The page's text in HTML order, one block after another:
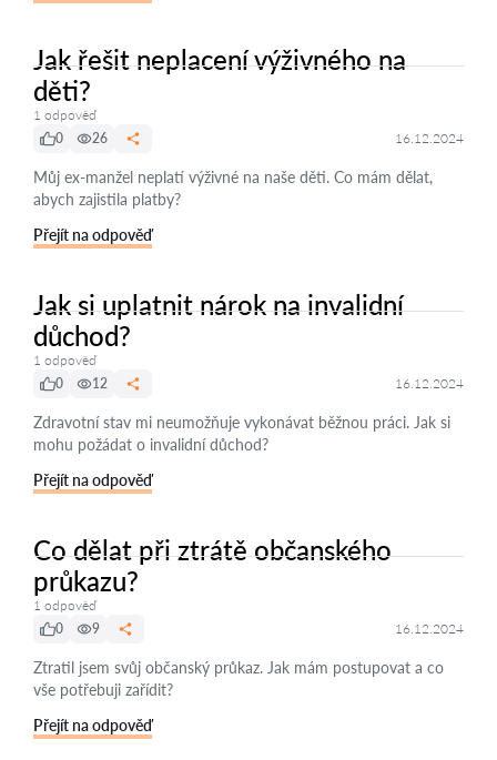
Jak řešit neplacení výživného na
děti?
1 odpověď
0
26 16.12.2024
Můj ex-manžel neplatí výživné na naše děti. Co mám dělat,
abych zajistila platby?
Přejít na odpověď
Jak si uplatnit nárok na invalidní
důchod?
1 odpověď
0
12 16.12.2024
Zdravotní stav mi neumožňuje vykonávat běžnou práci. Jak si
mohu požádat o invalidní důchod?
Přejít na odpověď
Co dělat při ztrátě občanského
průkazu?
1 odpověď
0
9 16.12.2024
Ztratil jsem svůj občanský průkaz. Jak mám postupovat a co
vše potřebuji zařídit?
Přejít na odpověď